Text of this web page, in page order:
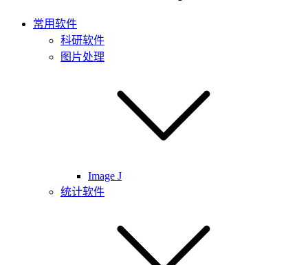
常用软件
科研软件
图片处理
Image J
统计软件